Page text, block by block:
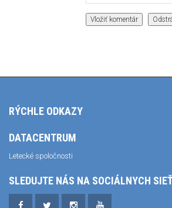
RÝCHLE ODKAZY
DATACENTRUM
Letecké spoločnosti
SLEDUJTE NÁS NA SOCIÁLNYCH